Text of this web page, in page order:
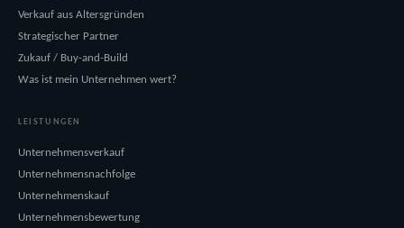
Verkauf aus Altersgründen
Strategischer Partner
Zukauf / Buy-and-Build
Was ist mein Unternehmen wert?
LEISTUNGEN
Unternehmensverkauf
Unternehmensnachfolge
Unternehmenskauf
Unternehmensbewertung